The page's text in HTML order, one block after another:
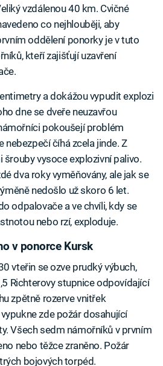
vzdálenou 40 km. Cvičné
co nejhlouběji, aby
oddělení ponorky je v tuto
kteří zajišťují uzavření
a dokážou vypudit explozi
dne se dveře neuzavřou
pokoušejí problém
nebezpečí číhá zcela jinde. Z
vysoce explozivní palivo.
dva roky vyměňovány, ale jak se
nedošlo už skoro 6 let.
odpalovače a ve chvíli, kdy se
nebo rzí, exploduje.
v ponorce Kursk
vteřin se ozve prudký výbuch,
Richterovy stupnice odpovídající
zpětně rozerve vnitřek
zde požár dosahující
Všech sedm námořníků v prvním
nebo těžce zraněno. Požár
bojových torpéd.